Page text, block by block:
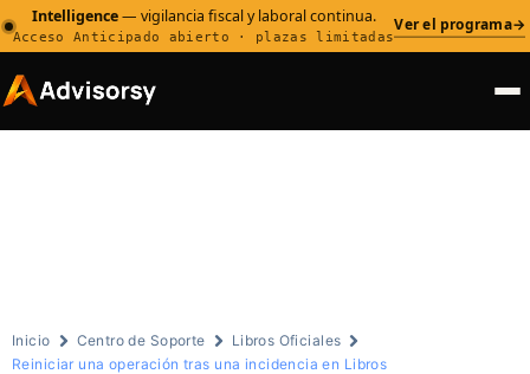
Intelligence— vigilancia fiscal y laboral continua.
Acceso Anticipado abierto · plazas limitadas
Ver el programa→
Inicio Centro de Soporte
Libros Oficiales
Reiniciar una operación tras una incidencia en Libros